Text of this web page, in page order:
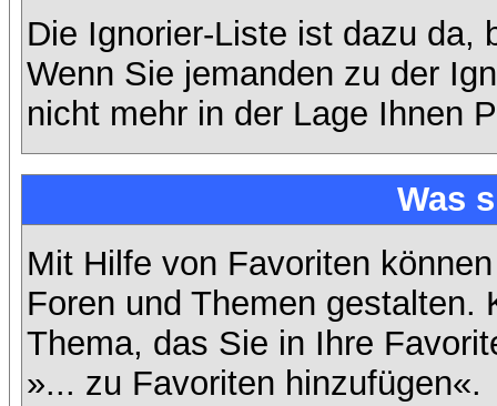
Die Ignorier-Liste ist dazu da,
Wenn Sie jemanden zu der
nicht mehr in der Lage Ihnen
Was
Mit Hilfe von Favoriten
Foren und Themen gestalten.
Thema, das Sie in Ihre
»... zu Favoriten hinzufügen«.